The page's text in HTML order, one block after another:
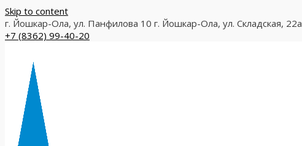
Skip to content
г. Йошкар-Ола, ул. Панфилова 10 г. Йошкар-Ола, ул. Складская, 22а
+7 (8362) 99-40-20